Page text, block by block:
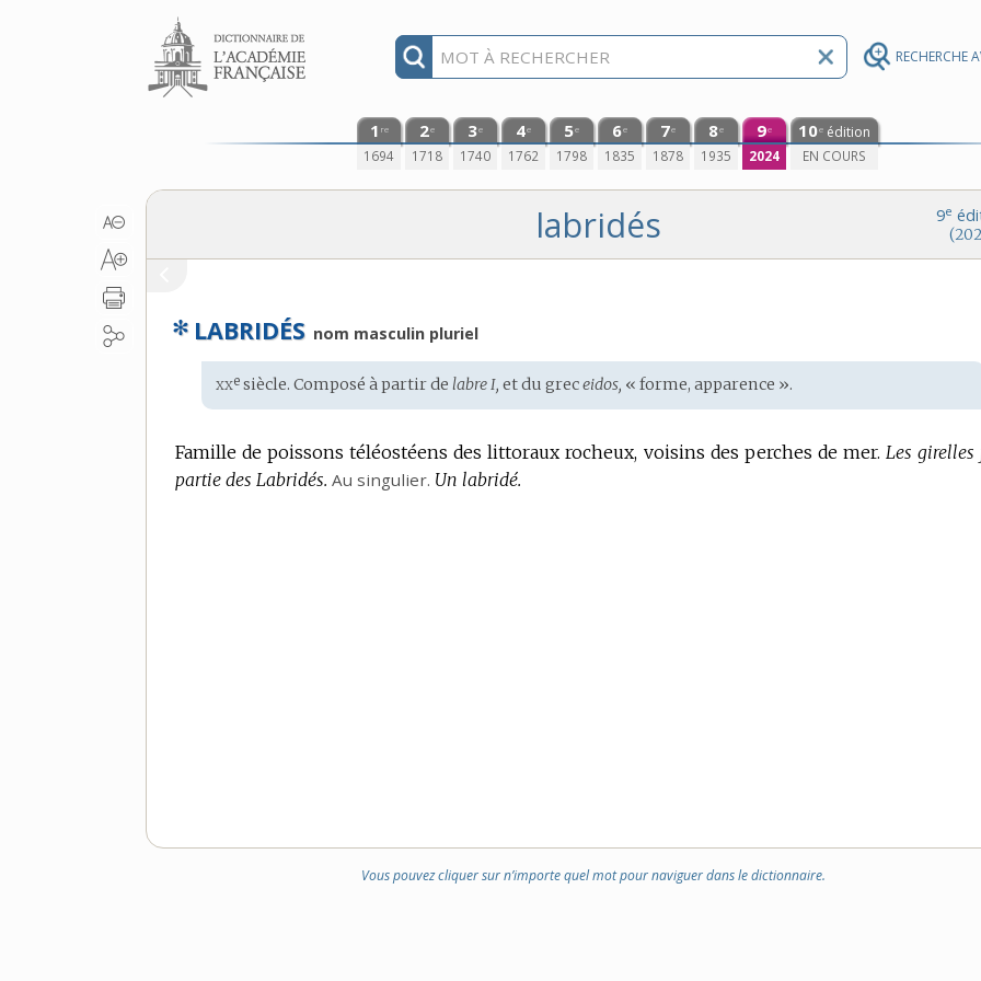
RECHERCHE
Aller au contenu
1 re
1694
2e
1718
3e
1740
4e
1762
5e
1798
6e
1835
7e
1878
8e
1935
9e
2024
10e édition
EN COURS
9e
labridés
✻ LABRIDÉS nom masculin pluriel
Étymologie
:
xxe siècle. Composé à partir delabre I, et dugreceidos, « forme, apparence ».
Famille de poissons téléostéens des littoraux rocheux, voisins des perches de mer. Les
partie des Labridés. Au singulier. Un labridé.
Vous pouvez cliquer sur n’importe quel mot pour naviguer dans le dictionnaire.